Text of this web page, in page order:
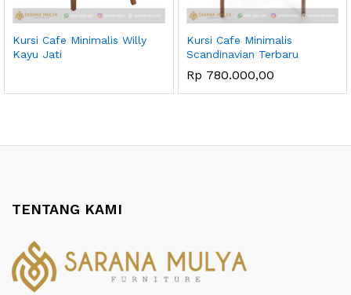
Kursi Cafe Minimalis Willy
Kayu Jati
Kursi Cafe Minimalis
Scandinavian Terbaru
Rp 780.000,00
TENTANG KAMI